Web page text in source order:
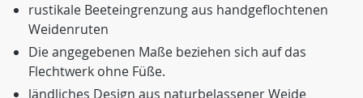
rustikale Beeteingrenzung aus handgeflochtenen
Weidenruten
Die angegebenen Maße beziehen sich auf das
Flechtwerk ohne Füße.
ländliches Design aus naturbelassener Weide